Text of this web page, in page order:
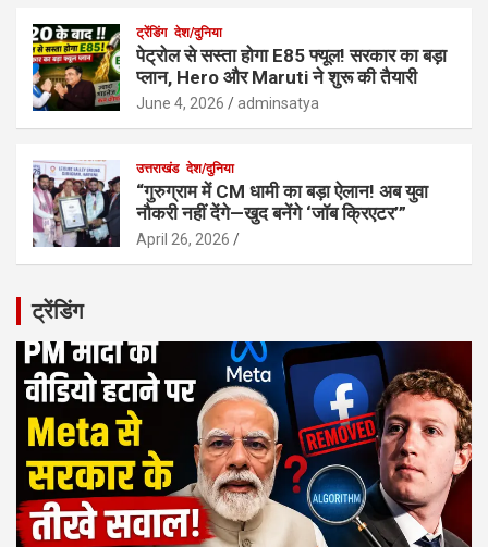
ट्रेंडिंग देश/दुनिया
पेट्रोल से सस्ता होगा E85 फ्यूल! सरकार का बड़ा
प्लान, Hero और Maruti ने शुरू की तैयारी
June 4, 2026 adminsatya
उत्तराखंड देश/दुनिया
“गुरुग्राम में CM धामी का बड़ा ऐलान! अब युवा
नौकरी नहीं देंगे—खुद बनेंगे ‘जॉब क्रिएटर’”
April 26, 2026
ट्रेंडिंग